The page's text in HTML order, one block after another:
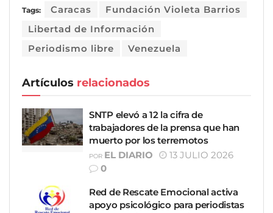
Tags: Caracas
Fundación Violeta Barrios
Libertad de Información
Periodismo libre
Venezuela
Artículos relacionados
SNTP elevó a 12 la cifra de
trabajadores de la prensa que han
muerto por los terremotos
POR EL DIARIO
13 JULIO 2026
0
Red de Rescate Emocional activa
apoyo psicológico para periodistas